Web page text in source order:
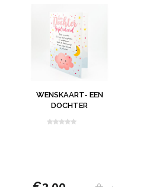
WENSKAART- EEN
DOCHTER